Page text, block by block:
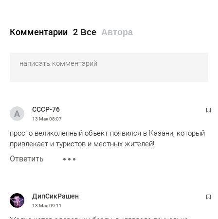
Комментарии 2 Все Автора
СССР-76
13 Мая08:07
просто великолепный объект появился в Казани, который
привлекает и туристов и местных жителей!
Ответить
ДипСикРашен
13 Мая09:11